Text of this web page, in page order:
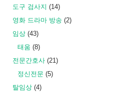
도구 검사지 (14)
영화 드라마 방송 (2)
임상 (43)
태움 (8)
전문간호사 (21)
정신전문 (5)
탈임상 (4)